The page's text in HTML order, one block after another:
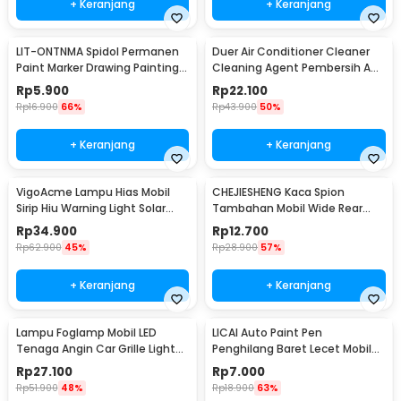
+ Keranjang + Keranjang
LIT-ONTNMA Spidol Permanen
Paint Marker Drawing Painting
Oil Base - MP-01
Rp5.900
Rp16.900 66%
+ Keranjang
Duer Air Conditioner Cleaner
Cleaning Agent Pembersih AC
Rumah 500ml - QUY1640
Rp22.100
Rp43.900 50%
+ Keranjang
VigoAcme Lampu Hias Mobil
Sirip Hiu Warning Light Solar
Energy 8 LED - FZWJSD
Rp34.900
Rp62.900 45%
+ Keranjang
CHEJIESHENG Kaca Spion
Tambahan Mobil Wide Rear
View Anti Blind Spot - SY-080
Rp12.700
Rp28.900 57%
+ Keranjang
Lampu Foglamp Mobil LED
Tenaga Angin Car Grille Light
Wind Power 2 PCS - XY044
Rp27.100
Rp51.900 48%
LICAI Auto Paint Pen
Penghilang Baret Lecet Mobil
Scratch Removal 12ml
Rp7.000
Rp18.900 63%